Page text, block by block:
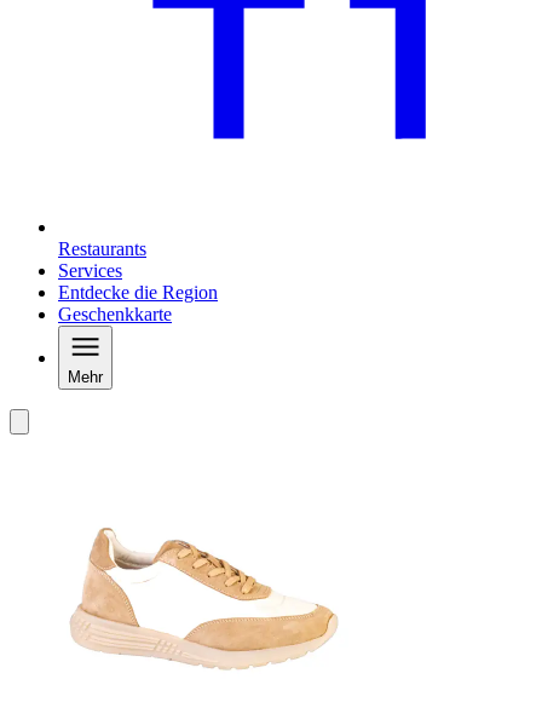
Restaurants
Services
Entdecke die Region
Geschenkkarte
Mehr